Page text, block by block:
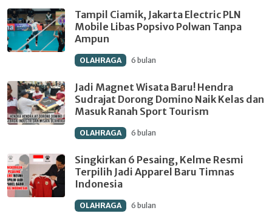
Tampil Ciamik, Jakarta Electric PLN
Mobile Libas Popsivo Polwan Tanpa
Ampun
OLAHRAGA 6 bulan
Jadi Magnet Wisata Baru! Hendra
Sudrajat Dorong Domino Naik Kelas dan
Masuk Ranah Sport Tourism
OLAHRAGA 6 bulan
Singkirkan 6 Pesaing, Kelme Resmi
Terpilih Jadi Apparel Baru Timnas
Indonesia
OLAHRAGA 6 bulan